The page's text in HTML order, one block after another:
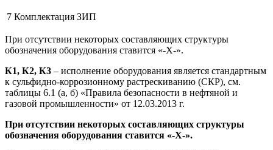
7 Комплектация ЗИП
При отсутствии некоторых составляющих структуры
обозначения оборудования ставится «-Х-».
К1, К2, К3 – исполнение оборудования является стандартным
к сульфидно-коррозионному растрескиванию (СКР), см.
таблицы 6.1 (а, б) «Правила безопасности в нефтяной и
газовой промышленности» от 12.03.2013 г.
При отсутствии некоторых составляющих структуры
обозначения оборудования ставится «-Х-».